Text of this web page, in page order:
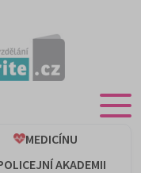
MEDICÍNU
AKADEMII